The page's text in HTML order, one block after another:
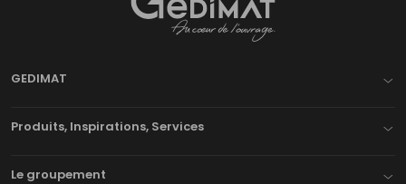
GEDIMAT
Produits, Inspirations, Services
Le groupement